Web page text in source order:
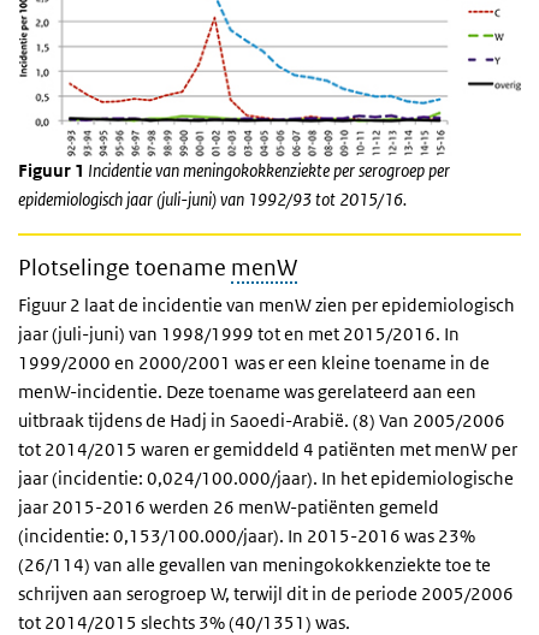
Figuur 1 Incidentie van meningokokkenziekte per serogroep per
epidemiologisch jaar (juli-juni) van 1992/93 tot 2015/16.
Plotselinge toename menW
Figuur 2 laat de incidentie van menW zien per epidemiologisch
jaar (juli-juni) van 1998/1999 tot en met 2015/2016. In
1999/2000 en 2000/2001 was er een kleine toename in de
menW-incidentie. Deze toename was gerelateerd aan een
uitbraak tijdens de Hadj in Saoedi-Arabië. (8) Van 2005/2006
tot 2014/2015 waren er gemiddeld 4 patiënten met menW per
jaar (incidentie: 0,024/100.000/jaar). In het epidemiologische
jaar 2015-2016 werden 26 menW-patiënten gemeld
(incidentie: 0,153/100.000/jaar). In 2015-2016 was 23%
(26/114) van alle gevallen van meningokokkenziekte toe te
schrijven aan serogroep W, terwijl dit in de periode 2005/2006
tot 2014/2015 slechts 3% (40/1351) was.